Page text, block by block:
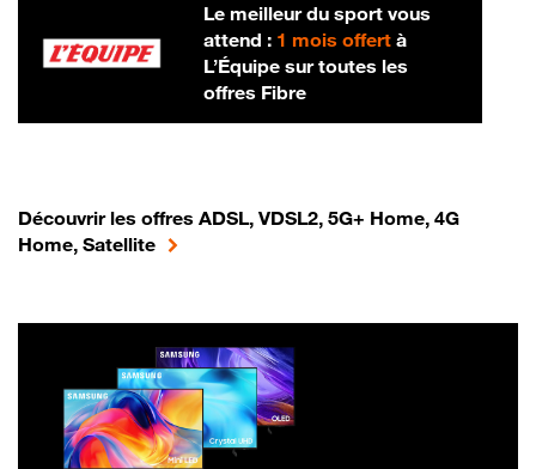
Le meilleur du sport vous
attend : 1 mois offertà
L’Équipe sur toutes les
offres Fibre
Découvrir les offres ADSL, VDSL2, 5G+ Home, 4G
Home, Satellite